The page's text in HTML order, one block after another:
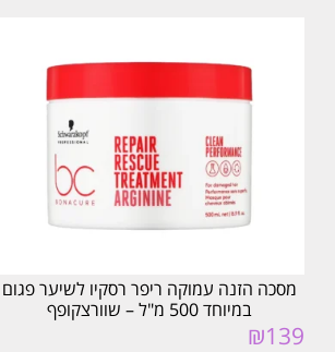
מסכה הזנה עמוקה ריפר רסקיו לשיער פגום
במיוחד 500 מ"ל – שוורצקופף
₪139